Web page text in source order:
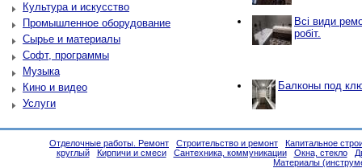
Культура и искусство
Промышленное оборудование
Сырье и материалы
Софт, программы
Музыка
Кино и видео
Услуги
Всі види
робіт.
Балконы под
Отделочные работы. Ремонт Строительство и ремонт
Капитальное
круглый
Кирпичи и смеси Сантехника, коммуникации Окна, стекло
Материалы